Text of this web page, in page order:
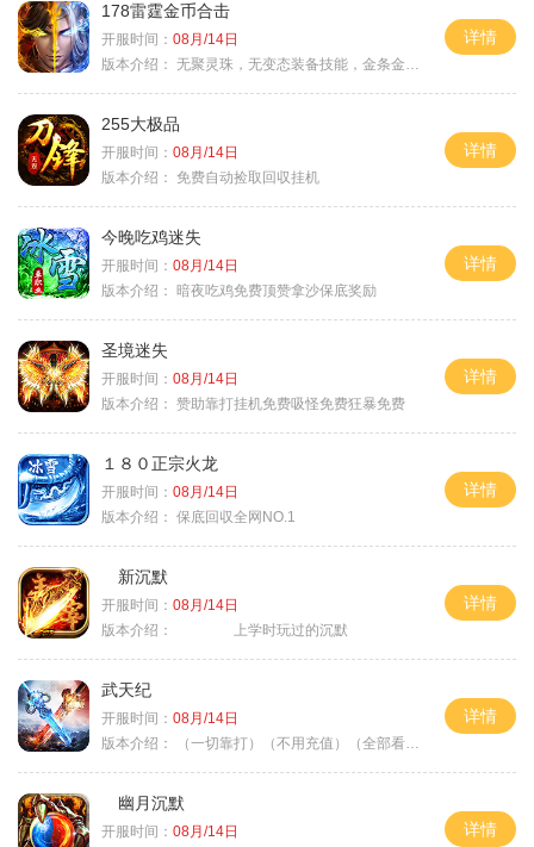
178雷霆金币合击
开服时间： 08月/14日
版本介绍： 无聚灵珠，无变态装备技能，金条金刚石保底
详情
255大极品
开服时间： 08月/14日
版本介绍： 免费自动捡取回収挂机
详情
今晚吃鸡迷失
开服时间： 08月/14日
版本介绍：
暗夜吃鸡免费顶赞拿沙保底奖励
详情
圣境迷失
开服时间： 08月/14日
版本介绍： 赞助靠打挂机免费吸怪免费狂暴免费
详情
１８０正宗火龙
开服时间： 08月/14日
版本介绍： 保底回収全网NO.1
详情
新沉默
开服时间： 08月/14日
版本介绍：
上学时玩过的沉默
详情
武天纪
开服时间： 08月/14日
版本介绍：
（一切靠打）（不用充值）（全部看脸）
详情
幽月沉默
开服时间： 08月/14日
详情